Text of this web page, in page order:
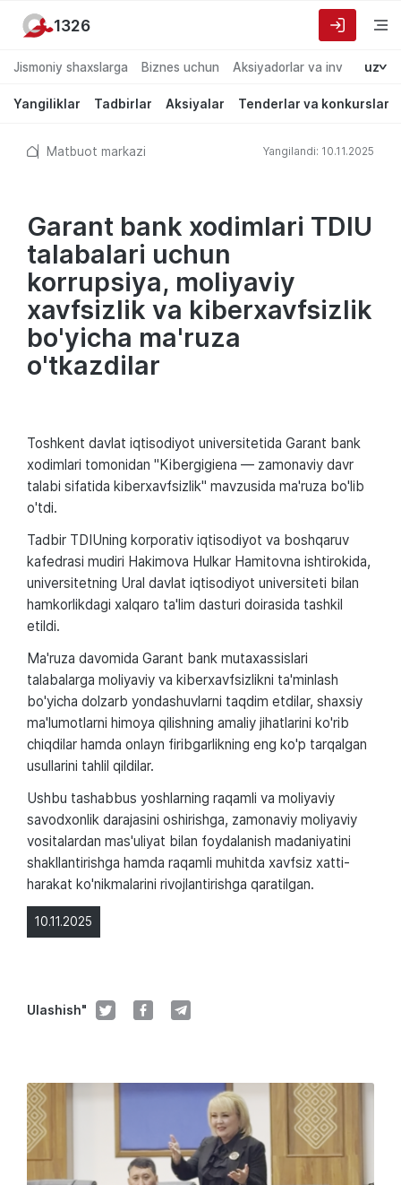
Jismoniy shaxslarga Biznes uchun Aksiyadorlar va investorlarga
uz
Yangiliklar Tadbirlar Aksiyalar Tenderlar va konkurslar
1326
Matbuot markazi Yangilandi: 10.11.2025
Garant bank xodimlari TDIU
talabalari uchun
korrupsiya, moliyaviy
xavfsizlik va kiberxavfsizlik
bo'yicha ma'ruza
o'tkazdilar
10.11.2025
Ulashish"
Toshkent davlat iqtisodiyot universitetida Garant bank
xodimlari tomonidan "Kibergigiena — zamonaviy davr
talabi sifatida kiberxavfsizlik" mavzusida ma'ruza bo'lib
o'tdi.
Tadbir TDIUning korporativ iqtisodiyot va boshqaruv
kafedrasi mudiri Hakimova Hulkar Hamitovna ishtirokida,
universitetning Ural davlat iqtisodiyot universiteti bilan
hamkorlikdagi xalqaro ta'lim dasturi doirasida tashkil
etildi.
Ma'ruza davomida Garant bank mutaxassislari
talabalarga moliyaviy va kiberxavfsizlikni ta'minlash
bo'yicha dolzarb yondashuvlarni taqdim etdilar, shaxsiy
ma'lumotlarni himoya qilishning amaliy jihatlarini ko'rib
chiqdilar hamda onlayn firibgarlikning eng ko'p tarqalgan
usullarini tahlil qildilar.
Ushbu tashabbus yoshlarning raqamli va moliyaviy
savodxonlik darajasini oshirishga, zamonaviy moliyaviy
vositalardan mas'uliyat bilan foydalanish madaniyatini
shakllantirishga hamda raqamli muhitda xavfsiz xatti-
harakat ko'nikmalarini rivojlantirishga qaratilgan.